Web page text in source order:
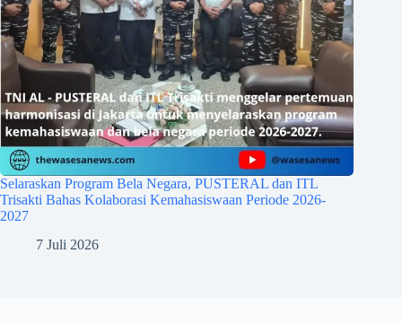
Selaraskan Program Bela Negara, PUSTERAL dan ITL
Trisakti Bahas Kolaborasi Kemahasiswaan Periode 2026-
2027
7 Juli 2026